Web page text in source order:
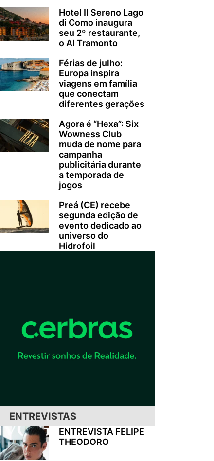
Hotel Il Sereno Lago
di Como inaugura
seu 2º restaurante,
o Al Tramonto
Férias de julho:
Europa inspira
viagens em família
que conectam
diferentes gerações
Agora é “Hexa”: Six
Wowness Club
muda de nome para
campanha
publicitária durante
a temporada de
jogos
Preá (CE) recebe
segunda edição de
evento dedicado ao
universo do
Hidrofoil
ENTREVISTAS
ENTREVISTA FELIPE
THEODORO